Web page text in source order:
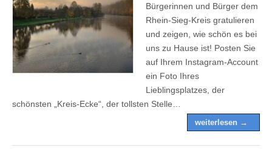
Bürgerinnen und Bürger dem
Rhein-Sieg-Kreis gratulieren
und zeigen, wie schön es bei
uns zu Hause ist! Posten Sie
auf Ihrem Instagram-Account
ein Foto Ihres
Lieblingsplatzes, der
schönsten „Kreis-Ecke“, der tollsten Stelle…
weiterlesen →